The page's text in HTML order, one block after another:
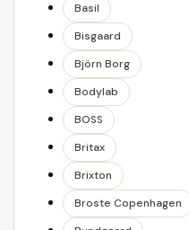
Basil
Bisgaard
Björn Borg
Bodylab
BOSS
Britax
Brixton
Broste Copenhagen